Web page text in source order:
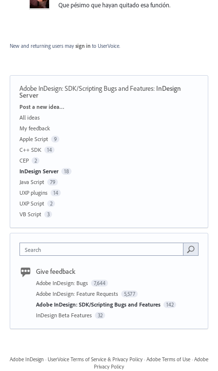
Que pésimo que hayan quitado esa función.
New and returning users may sign in to UserVoice.
Adobe InDesign: SDK/Scripting Bugs and Features: InDesign
Server
Categories
Post a new idea…
All ideas
My feedback
Apple Script
9
C++ SDK 14
CEP 2
InDesign Server 18
Java Script 79
UXP plugins 14
UXP Script 2
VB Script 3
Search
Give feedback
Adobe InDesign: Bugs 7,644
Adobe InDesign: Feature Requests 5,577
Adobe InDesign: SDK/Scripting Bugs and Features 142
InDesign Beta Features 32
Adobe InDesign · UserVoice Terms of Service & Privacy Policy · Adobe Terms of Use · Adobe
Privacy Policy